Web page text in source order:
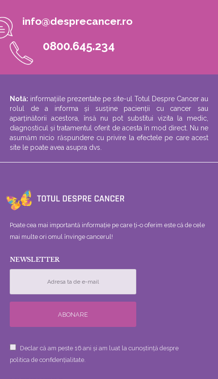
info@desprecancer.ro
0800.645.234
Notă: informațiile prezentate pe site-ul Totul Despre Cancer au
rolul de a informa și susține pacienții cu cancer sau
aparținătorii acestora, însă nu pot substitui vizita la medic,
diagnosticul și tratamentul oferit de acesta în mod direct. Nu ne
asumăm nicio răspundere cu privire la efectele pe care acest
site le poate avea asupra dvs.
Poate cea mai importantă informație pe care ți-o oferim este că de cele
mai multe ori omul învinge cancerul!
NEWSLETTER
Declar că am peste 16 ani și am luat la cunoștință despre
politica de confidențialitate.